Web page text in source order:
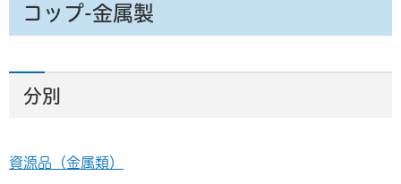
コップ-金属製
分別
資源品（金属類）